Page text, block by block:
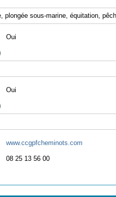
plongée sous-marine, équitation,
Oui
Oui
www.ccgpfcheminots.com
08 25 13 56 00